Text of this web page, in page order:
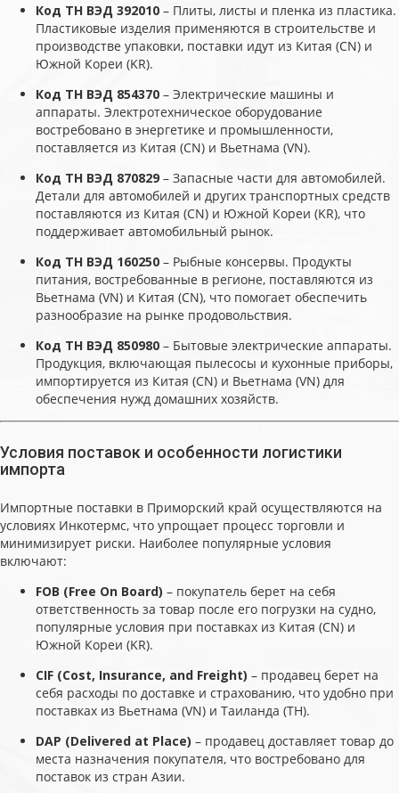
Код ТН ВЭД 392010 – Плиты, листы и пленка из пластика.
Пластиковые изделия применяются в строительстве и
производстве упаковки, поставки идут из Китая (CN) и
Южной Кореи (KR).
Код ТН ВЭД 854370 – Электрические машины и
аппараты. Электротехническое оборудование
востребовано в энергетике и промышленности,
поставляется из Китая (CN) и Вьетнама (VN).
Код ТН ВЭД 870829 – Запасные части для автомобилей.
Детали для автомобилей и других транспортных средств
поставляются из Китая (CN) и Южной Кореи (KR), что
поддерживает автомобильный рынок.
Код ТН ВЭД 160250 – Рыбные консервы. Продукты
питания, востребованные в регионе, поставляются из
Вьетнама (VN) и Китая (CN), что помогает обеспечить
разнообразие на рынке продовольствия.
Код ТН ВЭД 850980 – Бытовые электрические аппараты.
Продукция, включающая пылесосы и кухонные приборы,
импортируется из Китая (CN) и Вьетнама (VN) для
обеспечения нужд домашних хозяйств.
Условия поставок и особенности логистики
импорта
Импортные поставки в Приморский край осуществляются на
условиях Инкотермс, что упрощает процесс торговли и
минимизирует риски. Наиболее популярные условия
включают:
FOB (Free On Board) – покупатель берет на себя
ответственность за товар после его погрузки на судно,
популярные условия при поставках из Китая (CN) и
Южной Кореи (KR).
CIF (Cost, Insurance, and Freight) – продавец берет на
себя расходы по доставке и страхованию, что удобно при
поставках из Вьетнама (VN) и Таиланда (TH).
DAP (Delivered at Place) – продавец доставляет товар до
места назначения покупателя, что востребовано для
поставок из стран Азии.